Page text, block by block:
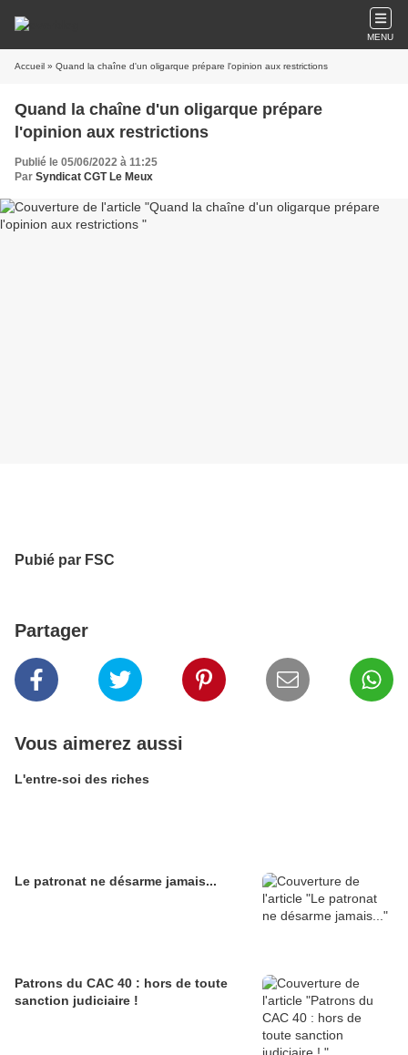
MENU
Accueil » Quand la chaîne d'un oligarque prépare l'opinion aux restrictions
Quand la chaîne d'un oligarque prépare
l'opinion aux restrictions
Publié le 05/06/2022 à 11:25
Par Syndicat CGT Le Meux
Pubié par FSC
Partager
Vous aimerez aussi
L'entre-soi des riches
Le patronat ne désarme jamais...
Patrons du CAC 40 : hors de toute
sanction judiciaire !